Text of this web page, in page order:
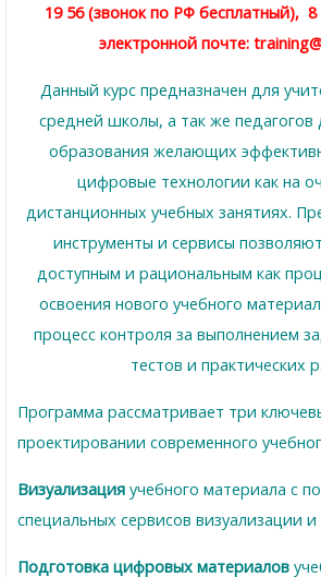
19 56 (звонок по РФ бесплатный), 8
электронной почте:
Данный курс предназначен для
средней школы, а так же педагогов
образования желающих
цифровые технологии как на
дистанционных учебных занятиях.
инструменты и сервисы
доступным и рациональным как
освоения нового учебного
процесс контроля за выполнением
тестов и практических
Программа рассматривает три
проектировании современного
Визуализация учебного материала с
специальных сервисов визуализации
Подготовка цифровых материалов